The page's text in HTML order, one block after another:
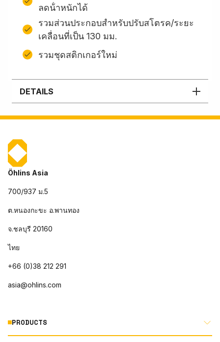
ลดน้ําหนักได้
รวมส่วนประกอบสําหรับปรับสโตรค/ระยะ
เคลื่อนที่เป็น 130 มม.
รวมชุดสติกเกอร์ใหม่
DETAILS
Öhlins Asia
700/937 ม.5
ต.หนองกะขะ อ.พานทอง
จ.ชลบุรี 20160
ไทย
+66 (0)38 212 291
asia@ohlins.com
PRODUCTS